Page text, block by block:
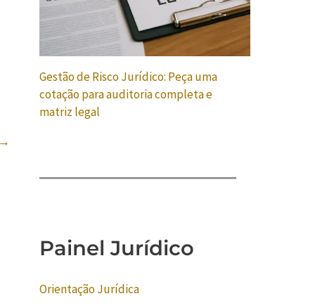
→
Gestão de Risco Jurídico: Peça uma
cotação para auditoria completa e
matriz legal
Painel Jurídico
Orientação Jurídica